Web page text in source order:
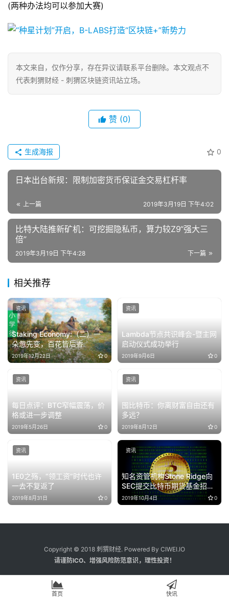
(两种办法均可以参加大赛)
本文来自 ，仅作分享，存在异议请联系平台删除。本文观点不
代表刺猬财经 - 刺猬区块链资讯站立场。
赞 (0)
0
生成海报
日本出台新规：限制加密货币保证金交易杠杆率
上一篇 2019年3月19日 下午4:02
比特大陆推新矿机：可挖掘隐私币，算力较Z9“强大三
倍”
下一篇
2019年3月19日 下午4:28
相关推荐
Staking Economy:（二）一
朵忽先变，百花皆后香
2019年12月22日 0
资讯
Lambda节点共识峰会-暨主网
启动仪式成功举行
2019年9月6日 0
资讯
每日点评：BTC窄幅震荡，价
格或进一步调整
2019年5月26日 0
资讯
囤比特币：你离财富自由还有
多远？
2019年8月12日 0
资讯
1E0之殇，“领工资”时代也许
一去不复返了
2019年8月31日 0
资讯
知名资管机构Stone Ridge向
SEC提交比特币期货基金招股
说明书
2019年10月4日 0
资讯
Copyright © 2018 刺猬财经. Powered By CIWEI.IO
请谨防ICO、增强风险防范意识，理性投资！
首页 快讯